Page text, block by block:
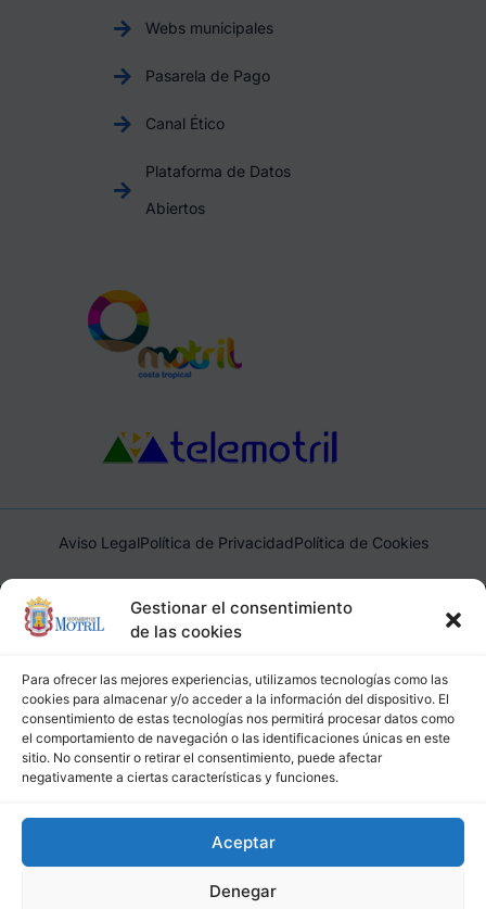
Gestionar el consentimiento
de las cookies
Para ofrecer las mejores experiencias, utilizamos tecnologías como las
cookies para almacenar y/o acceder a la información del dispositivo. El
consentimiento de estas tecnologías nos permitirá procesar datos como
el comportamiento de navegación o las identificaciones únicas en este
sitio. No consentir o retirar el consentimiento, puede afectar
negativamente a ciertas características y funciones.
Aceptar
Denegar
Webs municipales
Pasarela de Pago
Canal Ético
Plataforma de Datos
Abiertos
Aviso LegalPolítica de PrivacidadPolítica de Cookies
Ayuntamiento de Motril, Plaza de España, 1, 18600, Motril,
(Granada), CIF: P1814200J, DIR3: L01181400